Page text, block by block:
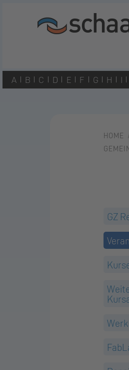
A B C D E F G H I
HOME
GZ